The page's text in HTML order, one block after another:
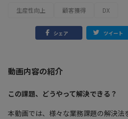
生産性向上 顧客獲得 DX
シェア ツイート
動画内容の紹介
この課題、どうやって解決できる？
本動画では、様々な業務課題の解決